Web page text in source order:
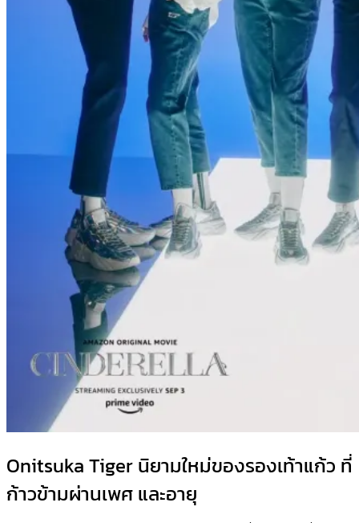
Onitsuka Tiger นิยามใหม่ของรองเท้าแก้ว ที่
ก้าวข้ามผ่านเพศ และอายุ